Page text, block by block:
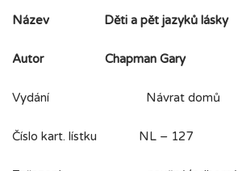
Název Děti a pět jazyků lásky
Autor Chapman Gary
Vydání Návrat domů
Číslo kart. lístku NL – 127